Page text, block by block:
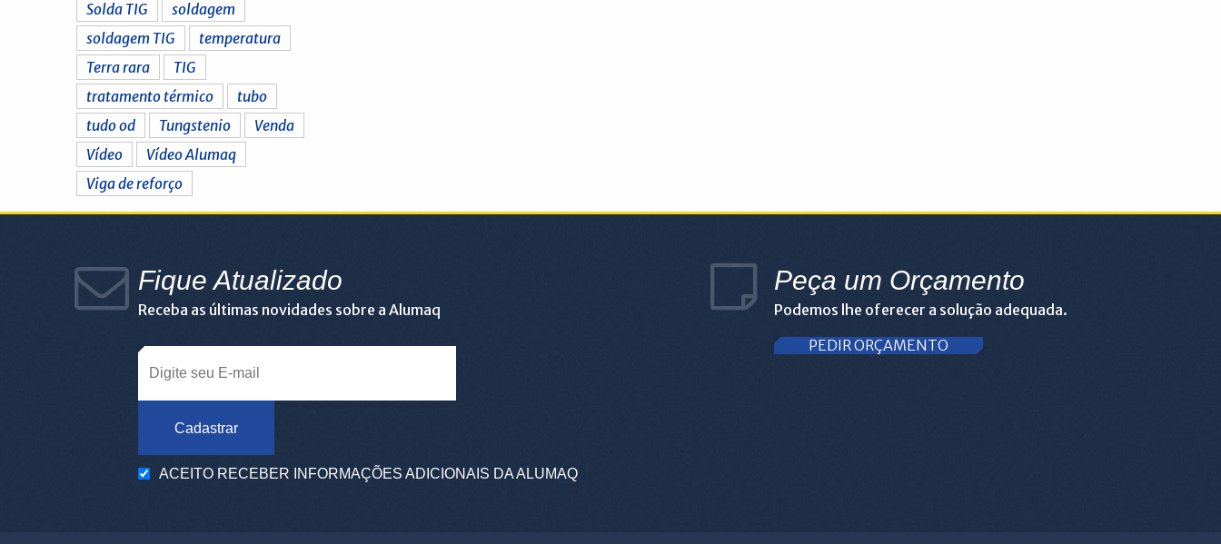
Solda TIG
soldagem
soldagem TIG
temperatura
Terra rara
TIG
tratamento térmico
tubo
tudo od
Tungstenio
Venda
Vídeo
Vídeo Alumaq
Viga de reforço
Fique Atualizado
Receba as últimas novidades sobre a Alumaq
Cadastrar
ACEITO RECEBER INFORMAÇÕES ADICIONAIS DA ALUMAQ
Peça um Orçamento
Podemos lhe oferecer a solução adequada.
PEDIR ORÇAMENTO